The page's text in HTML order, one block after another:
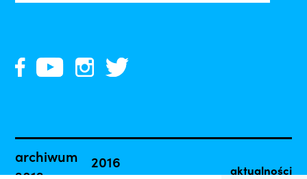
archiwum
2016
aktualności